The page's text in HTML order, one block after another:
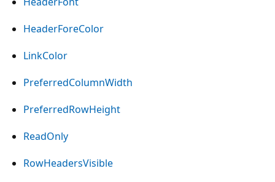
HeaderForeColor
LinkColor
PreferredColumnWidth
PreferredRowHeight
ReadOnly
RowHeadersVisible